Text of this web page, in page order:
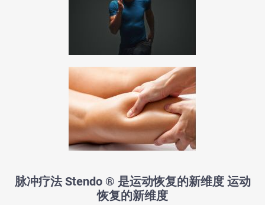
脉冲疗法 Stendo ® 是运动恢复的新维度 运动
恢复的新维度